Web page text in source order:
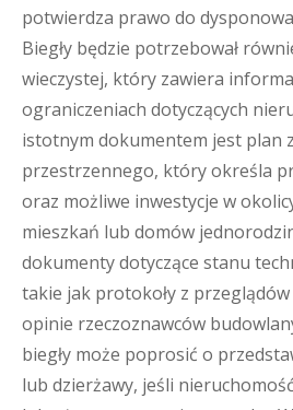
potwierdza prawo do
Biegły będzie potrzebował
wieczystej, który zawiera
ograniczeniach dotyczących
istotnym dokumentem jest plan
przestrzennego, który określa
oraz możliwe inwestycje w
mieszkań lub domów
dokumenty dotyczące stanu
takie jak protokoły z
opinie rzeczoznawców
biegły może poprosić o
lub dzierżawy, jeśli